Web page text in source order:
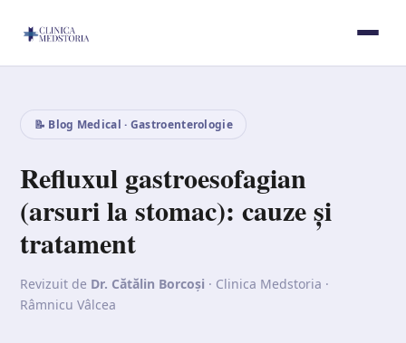
📝 Blog Medical · Gastroenterologie
Refluxul gastroesofagian
(arsuri la stomac): cauze și
tratament
Revizuit de Dr. Cătălin Borcoși · Clinica Medstoria ·
Râmnicu Vâlcea